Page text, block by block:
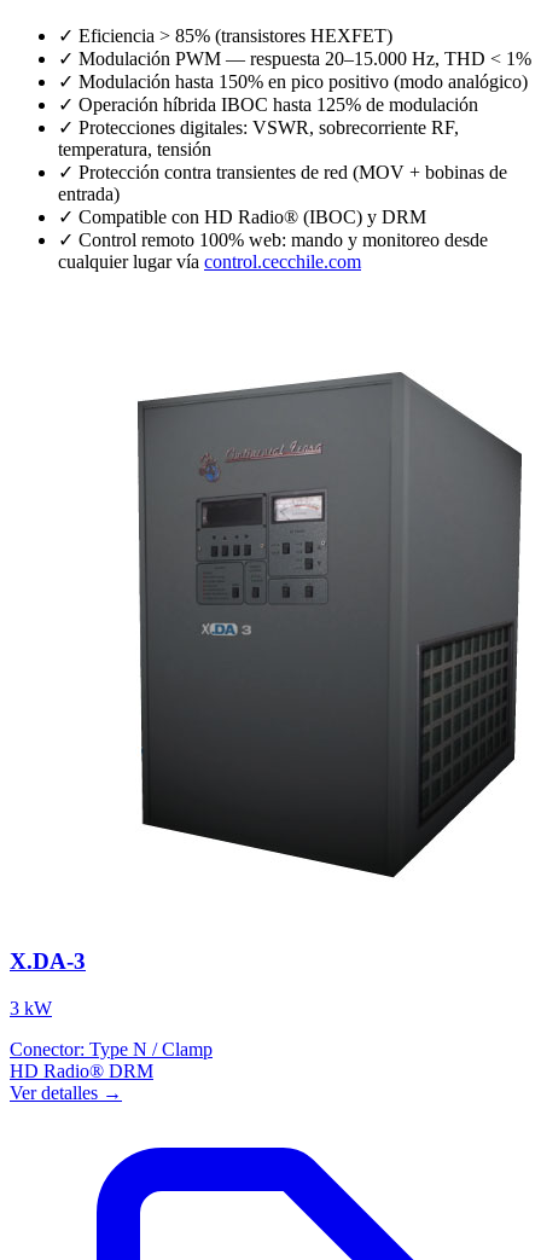
✓ Eficiencia > 85% (transistores HEXFET)
✓ Modulación PWM — respuesta 20–15.000 Hz, THD < 1%
✓ Modulación hasta 150% en pico positivo (modo analógico)
✓ Operación híbrida IBOC hasta 125% de modulación
✓ Protecciones digitales: VSWR, sobrecorriente RF,
temperatura, tensión
✓ Protección contra transientes de red (MOV + bobinas de
entrada)
✓ Compatible con HD Radio® (IBOC) y DRM
✓ Control remoto 100% web: mando y monitoreo desde
cualquier lugar vía control.cecchile.com
X.DA-3
3 kW
Conector: Type N / Clamp
HD Radio® DRM
Ver detalles →